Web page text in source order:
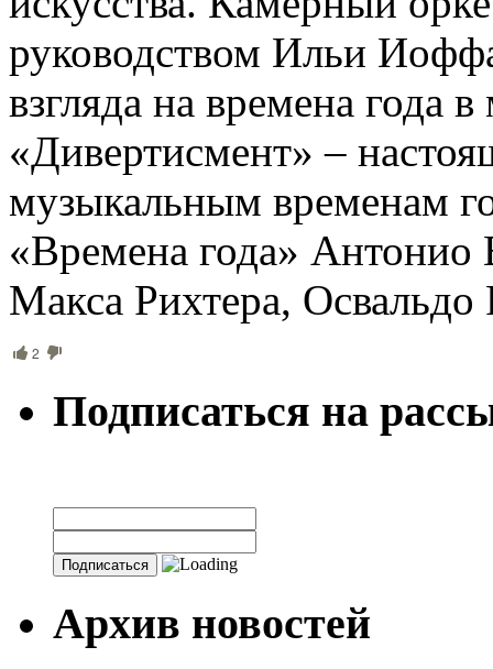
руководством Ильи
взгляда на времена года
«Дивертисмент» –
музыкальным временам
«Времена года»
Макса Рихтера,
2
Подписаться на
Архив новостей